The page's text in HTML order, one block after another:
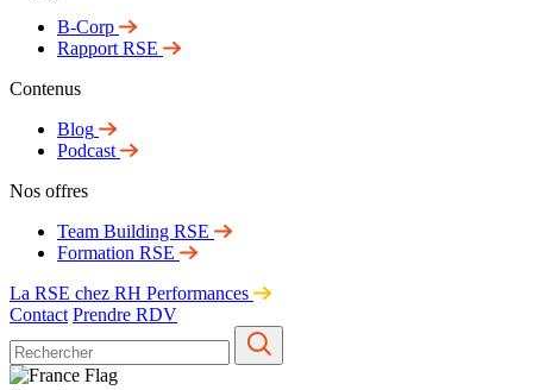
B-Corp
Rapport RSE
Contenus
Blog
Podcast
Nos offres
Team Building RSE
Formation RSE
La RSE chez RH Performances
Contact Prendre RDV